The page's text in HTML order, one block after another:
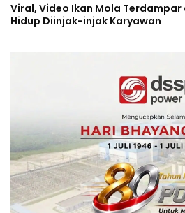
Viral, Video Ikan Mola
Hidup Diinjak-injak Karyawan